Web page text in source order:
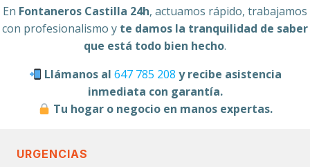
En Fontaneros Castilla 24h, actuamos rápido, trabajamos
con profesionalismo y te damos la tranquilidad de saber
que está todo bien hecho.
Llámanos al 647 785 208 y recibe asistencia
inmediata con garantía.
Tu hogar o negocio en manos expertas.
URGENCIAS